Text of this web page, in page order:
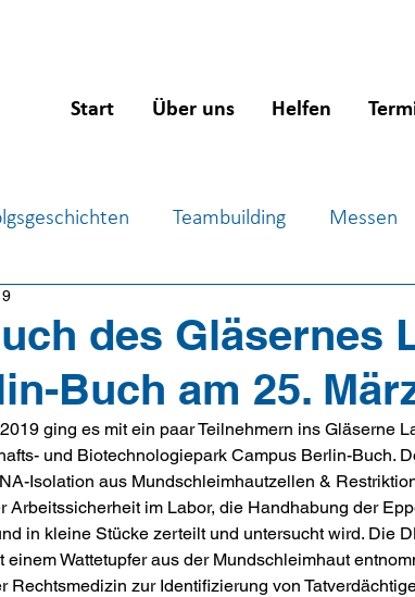
Start Über uns Helfen
Teambuilding Messen
des Gläsernes
Buch am 25.
ging es mit ein paar Teilnehmern ins Gläserne
und Biotechnologiepark Campus Berlin-Buch.
Isolation aus Mundschleimhautzellen &
Arbeitssicherheit im Labor, die Handhabung der
in kleine Stücke zerteilt und untersucht wird. Die
einem Wattetupfer aus der Mund­schleimhaut
Rechtsmedizin zur Identifizierung von